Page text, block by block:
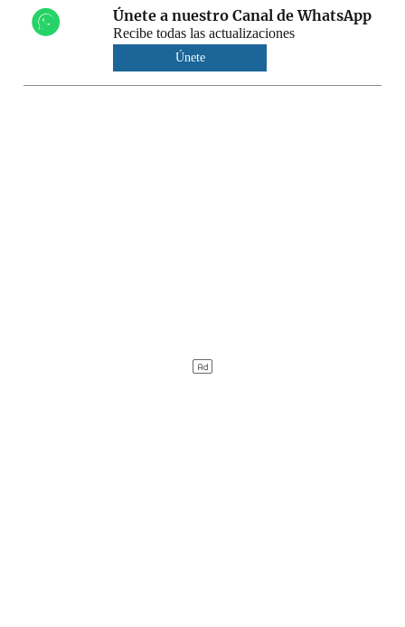
Únete a nuestro Canal de WhatsApp
Recibe todas las actualizaciones
Únete